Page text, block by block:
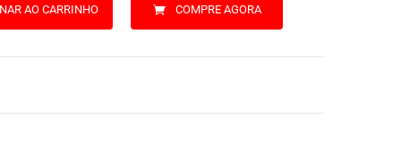
AO CARRINHO COMPRE AGORA